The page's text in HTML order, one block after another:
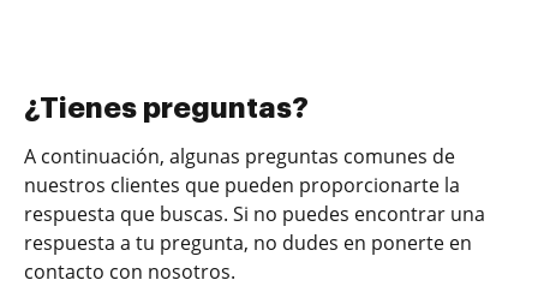
¿Tienes preguntas?
A continuación, algunas preguntas comunes de
nuestros clientes que pueden proporcionarte la
respuesta que buscas. Si no puedes encontrar una
respuesta a tu pregunta, no dudes en ponerte en
contacto con nosotros.